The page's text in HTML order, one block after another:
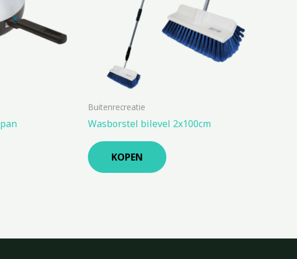
Buitenrecreatie
Wasborstel bilevel 2x100cm
KOPEN